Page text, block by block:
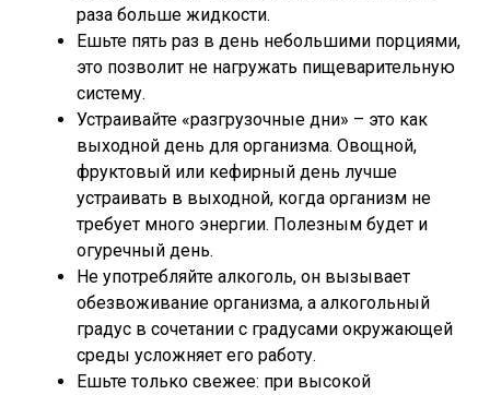
раза больше жидкости.
Ешьте пять раз в день небольшими порциями,
это позволит не нагружать пищеварительную
систему.
Устраивайте «разгрузочные дни» – это как
выходной день для организма. Овощной,
фруктовый или кефирный день лучше
устраивать в выходной, когда организм не
требует много энергии. Полезным будет и
огуречный день.
Не употребляйте алкоголь, он вызывает
обезвоживание организма, а алкогольный
градус в сочетании с градусами окружающей
среды усложняет его работу.
Ешьте только свежее: при высокой